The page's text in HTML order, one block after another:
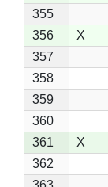
355
356
X
357
358
359
360
361
X
362